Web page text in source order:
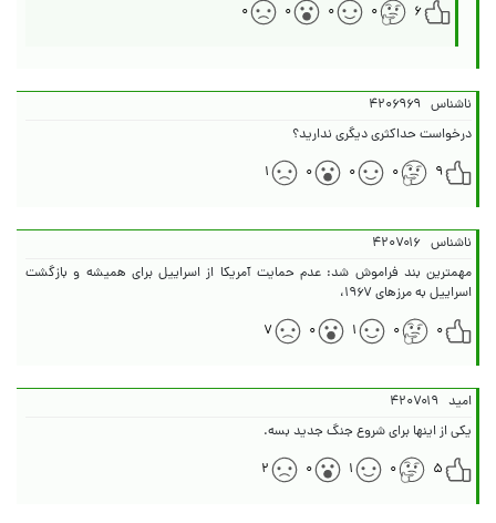
۶
۰ ۰ ۰ ۰
ناشناس ۴۲۰۶۹۶۹
درخواست حداکثری دیگری ندارید؟
۹
۰ ۰ ۰ ۱
ناشناس ۴۲۰۷۰۱۶
مهمترین بند فراموش شد: عدم حمایت آمریکا از اسراییل برای همیشه و بازگشت
اسراییل به مرزهای ۱۹۶۷،
۰
۰ ۱ ۰ ۷
امید ۴۲۰۷۰۱۹
یکی از اینها برای شروع جنگ جدید بسه.
۵
۰ ۱ ۰ ۲